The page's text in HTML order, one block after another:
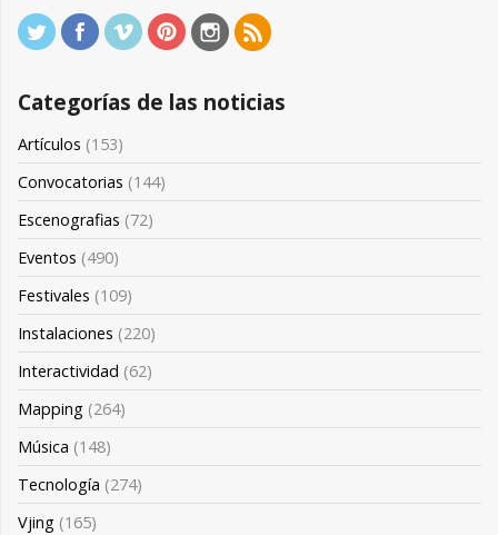
Categorías de las noticias
Artículos (153)
Convocatorias (144)
Escenografias (72)
Eventos (490)
Festivales (109)
Instalaciones (220)
Interactividad (62)
Mapping (264)
Música (148)
Tecnología (274)
Vjing (165)